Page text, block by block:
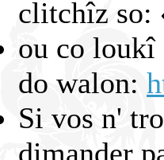
clitchîz so:
ou co loukî
do walon:
Si vos n'
dimander